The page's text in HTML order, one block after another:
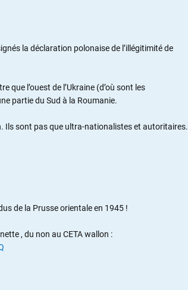
la déclaration polonaise de l’illégitimité de
que l’ouest de l’Ukraine (d’où sont les
partie du Sud à la Roumanie.
Ils sont pas que ultra-nationalistes et autoritaires.
de la Prusse orientale en 1945 !
, du non au CETA wallon :